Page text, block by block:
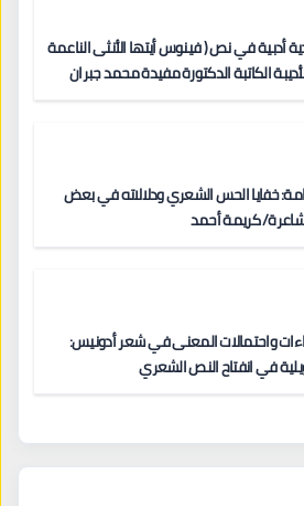
أدبية في نص ( فينوس أيتها الأنثى الناعمة
الكاتبة الدكتورة مفيدة محمد جبران
خفايا الحس الشعري ودلالاته في بعض
كريمة أحمد
واحتمالات المعنى في شعر أدونيس:
في انفتاح النص الشعري